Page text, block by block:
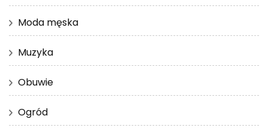
Moda męska
Muzyka
Obuwie
Ogród